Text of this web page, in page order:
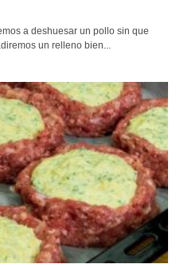
a deshuesar un pollo sin que
un relleno bien...